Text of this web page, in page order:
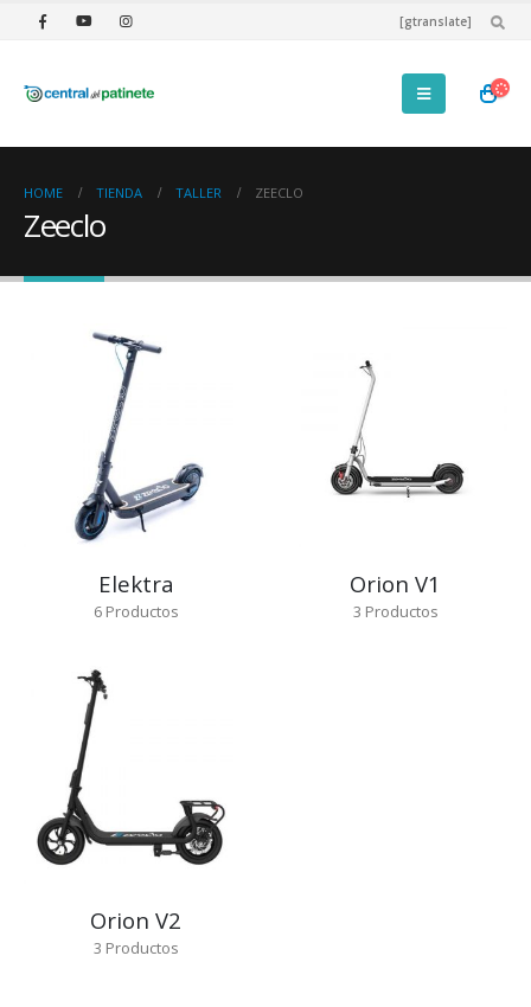
[gtranslate]
HOME TIENDA TALLER ZEECLO
Zeeclo
Elektra
6Productos
Orion V1
3 Productos
Orion V2
3 Productos